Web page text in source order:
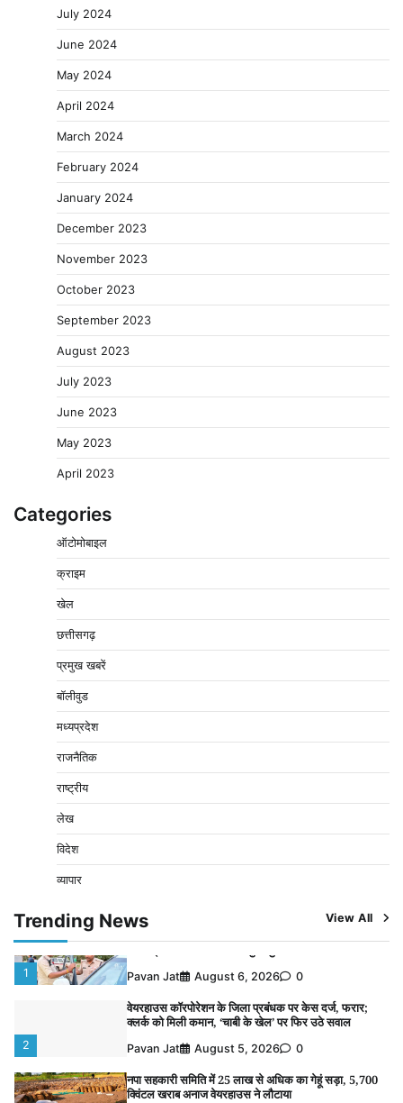
July 2024
June 2024
May 2024
April 2024
March 2024
February 2024
January 2024
December 2023
November 2023
October 2023
September 2023
August 2023
July 2023
June 2023
May 2023
April 2023
Categories
ऑटोमोबाइल
क्राइम
खेल
छत्तीसगढ़
प्रमुख खबरें
बॉलीवुड
मध्यप्रदेश
राजनैतिक
राष्ट्रीय
लेख
विदेश
व्यापार
Trending News View All
नपा सहकारी समिति में 25 लाख से अधिक का गेहूं सड़ा, 5,700
साइबर ठगी, फर्जी सिम बेचने वाला आरोपी गिरफ्तार
Pavan Jat August 5, 2026 0
5 Pavan Jat
1 Pavan Jat August 6, 2026 0
2
वेयरहाउस कॉरपोरेशन के जिला प्रबंधक पर केस दर्ज, फरार;
क्लर्क को मिली कमान, ‘चाबी के खेल’ पर फिर उठे सवाल
Pavan Jat August 5, 2026 0
नपा सहकारी समिति में 25 लाख से अधिक का गेहूं सड़ा, 5,700
क्विंटल खराब अनाज वेयरहाउस ने लौटाया